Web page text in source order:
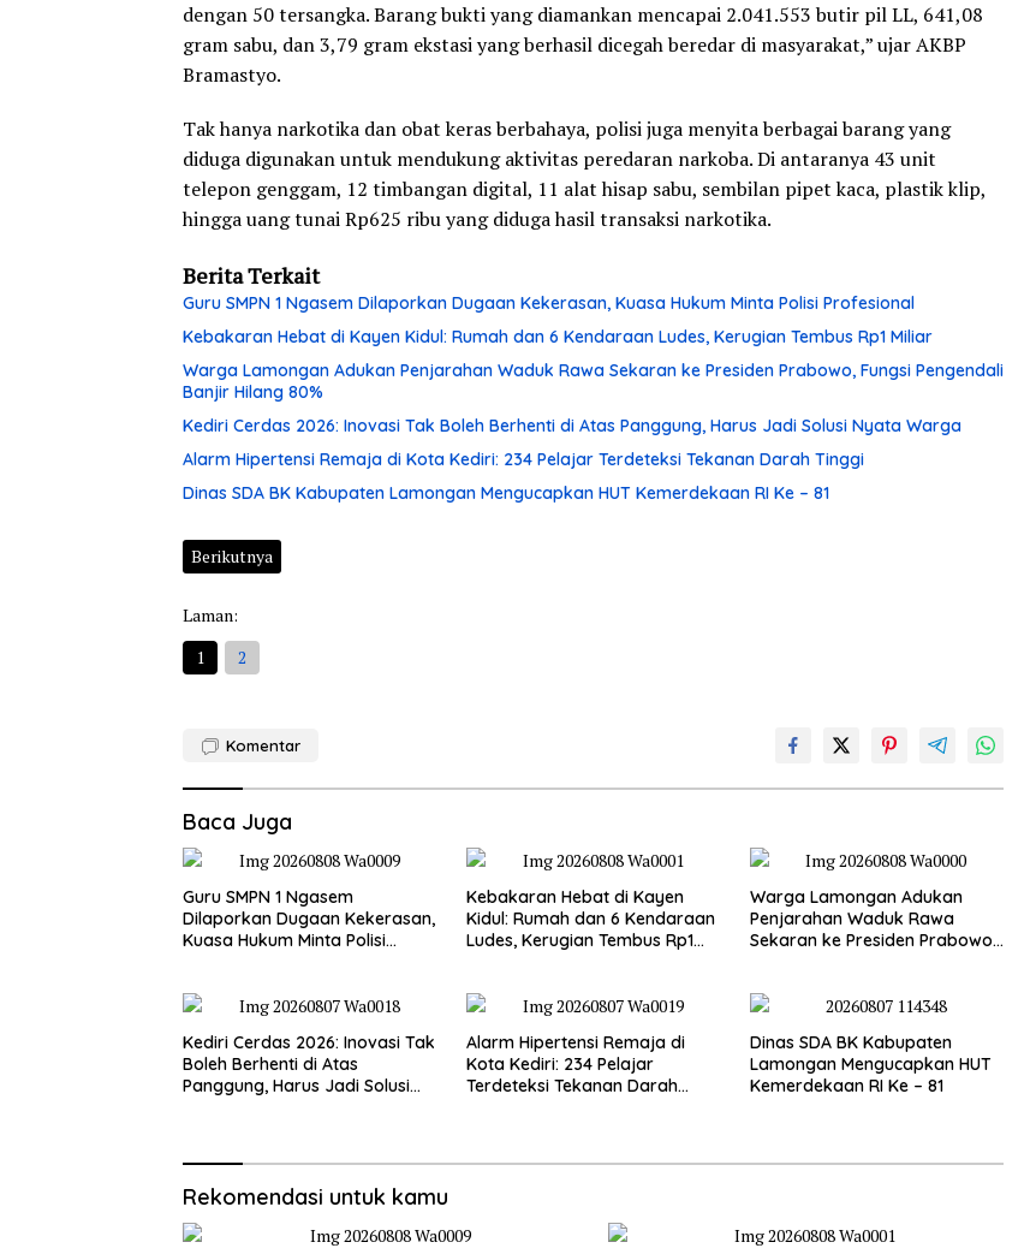
dengan 50 tersangka. Barang bukti yang diamankan mencapai 2.041.553 butir pil LL, 641,08
gram sabu, dan 3,79 gram ekstasi yang berhasil dicegah beredar di masyarakat,” ujar AKBP
Bramastyo.
Tak hanya narkotika dan obat keras berbahaya, polisi juga menyita berbagai barang yang
diduga digunakan untuk mendukung aktivitas peredaran narkoba. Di antaranya 43 unit
telepon genggam, 12 timbangan digital, 11 alat hisap sabu, sembilan pipet kaca, plastik klip,
hingga uang tunai Rp625 ribu yang diduga hasil transaksi narkotika.
Berita Terkait
Guru SMPN 1 Ngasem Dilaporkan Dugaan Kekerasan, Kuasa Hukum Minta Polisi Profesional
Kebakaran Hebat di Kayen Kidul: Rumah dan 6 Kendaraan Ludes, Kerugian Tembus Rp1 Miliar
Warga Lamongan Adukan Penjarahan Waduk Rawa Sekaran ke Presiden Prabowo, Fungsi Pengendali
Banjir Hilang 80%
Kediri Cerdas 2026: Inovasi Tak Boleh Berhenti di Atas Panggung, Harus Jadi Solusi Nyata Warga
Alarm Hipertensi Remaja di Kota Kediri: 234 Pelajar Terdeteksi Tekanan Darah Tinggi
Dinas SDA BK Kabupaten Lamongan Mengucapkan HUT Kemerdekaan RI Ke – 81
Berikutnya
Laman:
1
2
Komentar
Baca Juga
Guru SMPN 1 Ngasem
Dilaporkan Dugaan Kekerasan,
Kuasa Hukum Minta Polisi
Kebakaran Hebat di Kayen
Kidul: Rumah dan 6 Kendaraan
Ludes, Kerugian Tembus Rp1
Warga Lamongan Adukan
Penjarahan Waduk Rawa
Sekaran ke Presiden Prabowo,
Kediri Cerdas 2026: Inovasi Tak
Boleh Berhenti di Atas
Panggung, Harus Jadi Solusi
Alarm Hipertensi Remaja di
Kota Kediri: 234 Pelajar
Terdeteksi Tekanan Darah
Dinas SDA BK Kabupaten
Lamongan Mengucapkan HUT
Kemerdekaan RI Ke – 81
Rekomendasi untuk kamu